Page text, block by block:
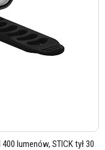
lumenów, STICK tył 30